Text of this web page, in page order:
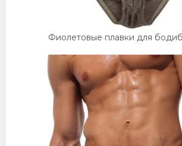
Фиолетовые плавки для